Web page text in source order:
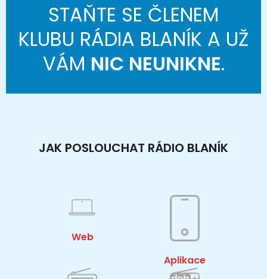
STAŇTE SE ČLENEM
KLUBU RÁDIA BLANÍK A UŽ
VÁM NIC NEUNIKNE.
JAK POSLOUCHAT RÁDIO BLANÍK
Web
Aplikace